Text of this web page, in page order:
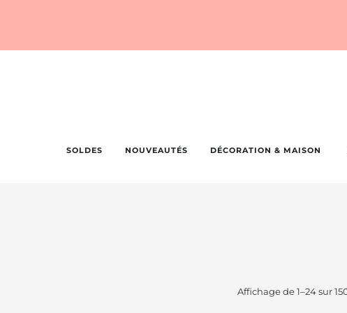
SOLDES NOUVEAUTÉS DÉCORATION & MAISON
Affichage de 1–24 sur